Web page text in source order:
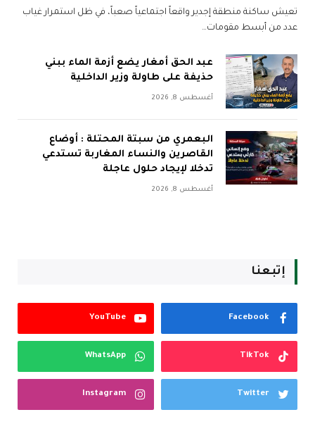
تعيش ساكنة منطقة إجدير واقعاً اجتماعياً صعباً، في ظل استمرار غياب
عدد من أبسط مقومات…
عبد الحق أمغار يضع أزمة الماء ببني
حذيفة على طاولة وزير الداخلية
أغسطس 8, 2026
البعمري من سبتة المحتلة : أوضاع
القاصرين والنساء المغاربة تستدعي
تدخلا لإيجاد حلول عاجلة
أغسطس 8, 2026
إتبعنا
Facebook
YouTube
TikTok
WhatsApp
Twitter
Instagram